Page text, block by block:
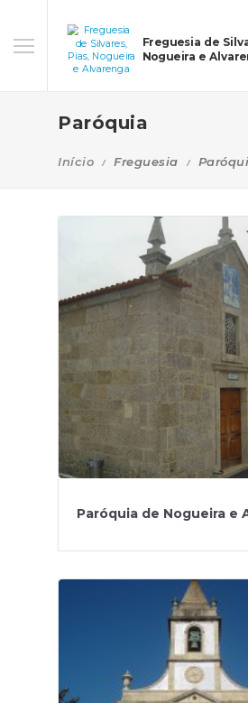
Freguesia de
Nogueira e
Paróquia
Início Freguesia
Paróquia de Nogueira e